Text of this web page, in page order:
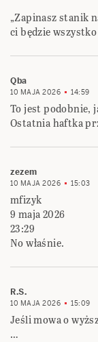
„Zapinasz stanik
ci będzie wszystko
Qba
10 MAJA 2026 14:59
To jest podobnie,
Ostatnia haftka
zezem
10 MAJA 2026 15:03
mfizyk
9 maja 2026
23:29
No właśnie.
R.S.
10 MAJA 2026 15:09
Jeśli mowa o
…